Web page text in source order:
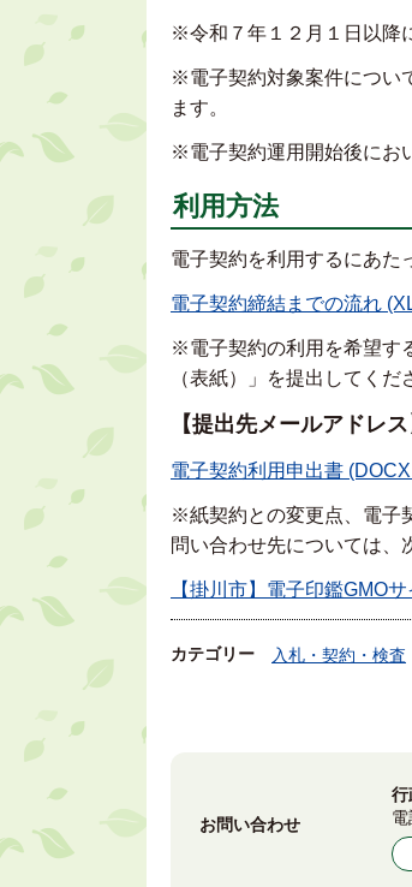
※令和７年１２月１日以降
※電子契約対象案件につい
ます。
※電子契約運用開始後にお
利用方法
電子契約を利用するにあた
電子契約締結までの流れ
※電子契約の利用を希望す
（表紙）」を提出してくだ
【提出先メールアド
電子契約利用申出書
※紙契約との変更点、電子
問い合わせ先については、
【掛川市】電子印鑑GMO
カテゴリー 入札・契約・検査
お問い合わせ